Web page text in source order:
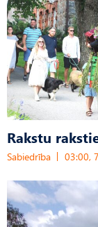
Rakstu
Sabiedrība 03:00,